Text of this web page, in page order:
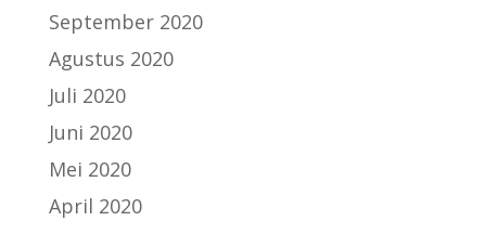
September 2020
Agustus 2020
Juli 2020
Juni 2020
Mei 2020
April 2020